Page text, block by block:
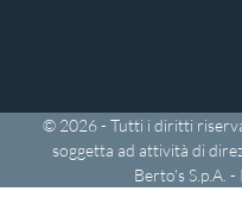
© 2026 - Tutti i diritti
soggetta ad attività di
Berto's S.p.A.